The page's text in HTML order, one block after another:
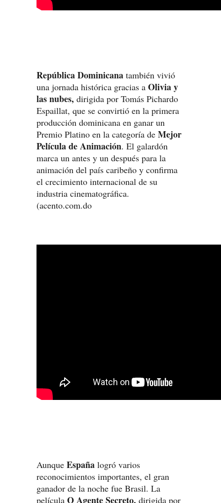
República Dominicana también vivió
una jornada histórica gracias a Olivia y
las nubes, dirigida por Tomás Pichardo
Espaillat, que se convirtió en la primera
producción dominicana en ganar un
Premio Platino en la categoría de Mejor
Película de Animación. El galardón
marca un antes y un después para la
animación del país caribeño y confirma
el crecimiento internacional de su
industria cinematográfica.
(acento.com.do
Aunque España logró varios
reconocimientos importantes, el gran
ganador de la noche fue Brasil. La
película O Agente Secreto, dirigida por